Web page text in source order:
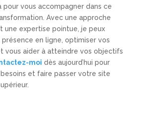
pour vous accompagner dans ce
Avec une approche
une expertise pointue, je peux
en ligne, optimiser vos
vous aider à atteindre vos objectifs
moi dès aujourd’hui pour
et faire passer votre site